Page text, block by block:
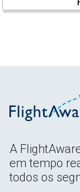
A
em tempo
todos os